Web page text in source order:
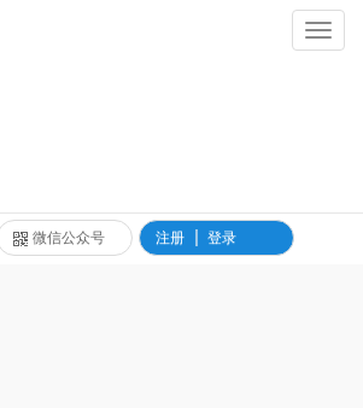
微信公众号 注册 登录